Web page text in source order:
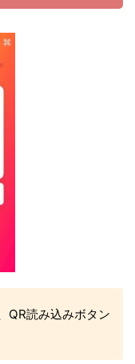
QR読み込みボタン